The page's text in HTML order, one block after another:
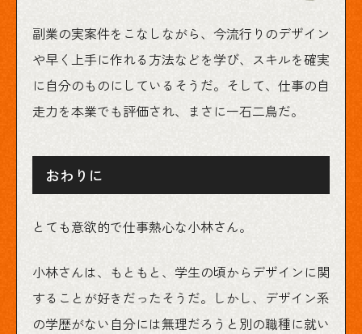
副業の実案件をこなしながら、今流行りのデザイン
や早く上手に作れる方法などを学び、スキルを確実
に自分のものにしているそうだ。そして、仕事の自
走力を本業でも評価され、まさに一石二鳥だ。
おわりに
とても意欲的で仕事熱心な小林さん。
小林さんは、もともと、学生の頃からデザインに関
することが好きだったそうだ。しかし、デザイン系
の学歴がない自分には無理だろうと別の職種に就い